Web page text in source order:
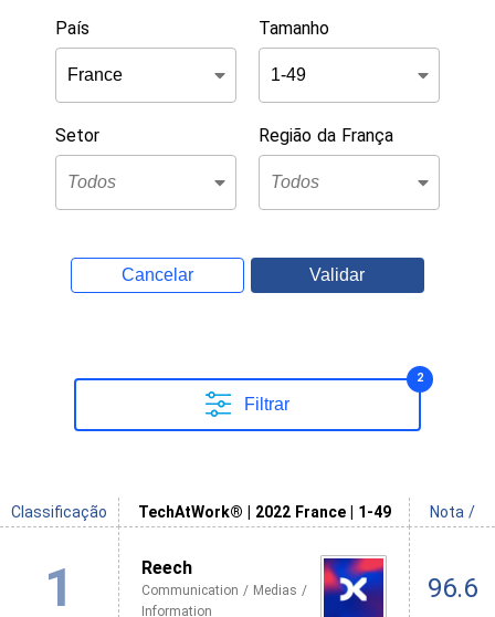
País Tamanho
Setor Região da França
Cancelar Validar
Filtrar
2
Classificação TechAtWork® | 2022 France | 1-49 Nota /
1 Reech
Communication / Medias /
Information
96.6